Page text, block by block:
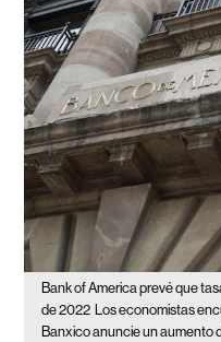
Bank of America prevé que
de 2022
Los economistas
Banxico anuncie un aumento